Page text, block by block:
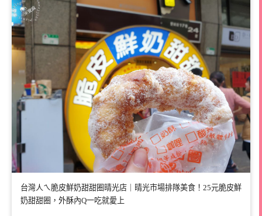
台灣人ㄟ脆皮鮮奶甜甜圈晴光店｜晴光市場排隊美食！25元脆皮鮮
奶甜甜圈，外酥內Q一吃就愛上